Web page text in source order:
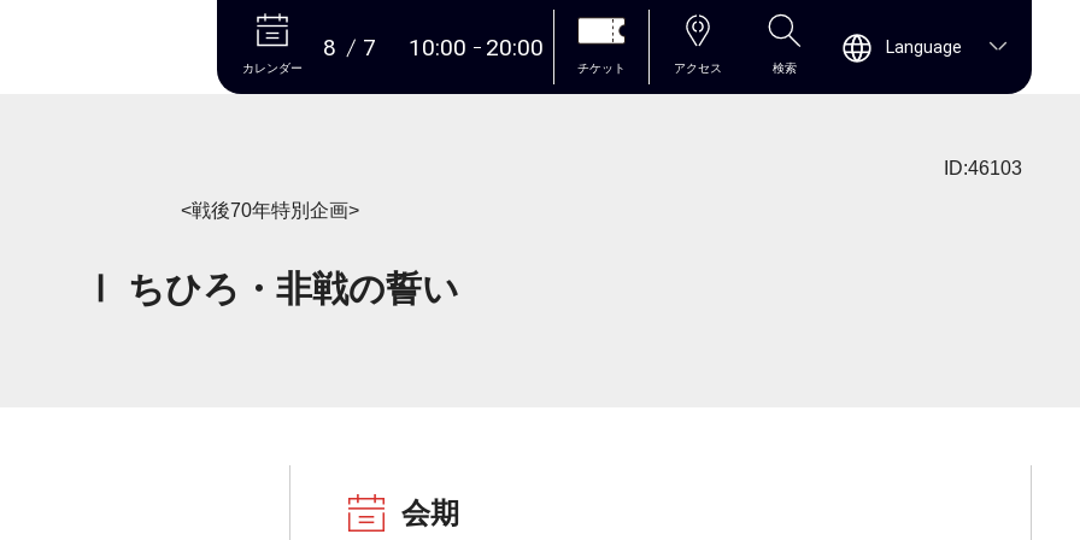
本文へ
カレンダー
8 7 10:00 20:00
チケット アクセス 検索
Language
ID:46103
<戦後70年特別企画>
Ⅰ ちひろ・非戦の誓い
会期